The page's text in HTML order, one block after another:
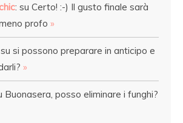
: su Certo! :-) Il gusto finale sarà
profo »
si possono preparare in anticipo e
»
Buonasera, posso eliminare i funghi?